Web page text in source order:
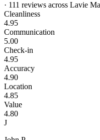
· 111 reviews across Lavie
Cleanliness
4.95
Communication
5.00
Check-in
4.95
Accuracy
4.90
Location
4.85
Value
4.80
J